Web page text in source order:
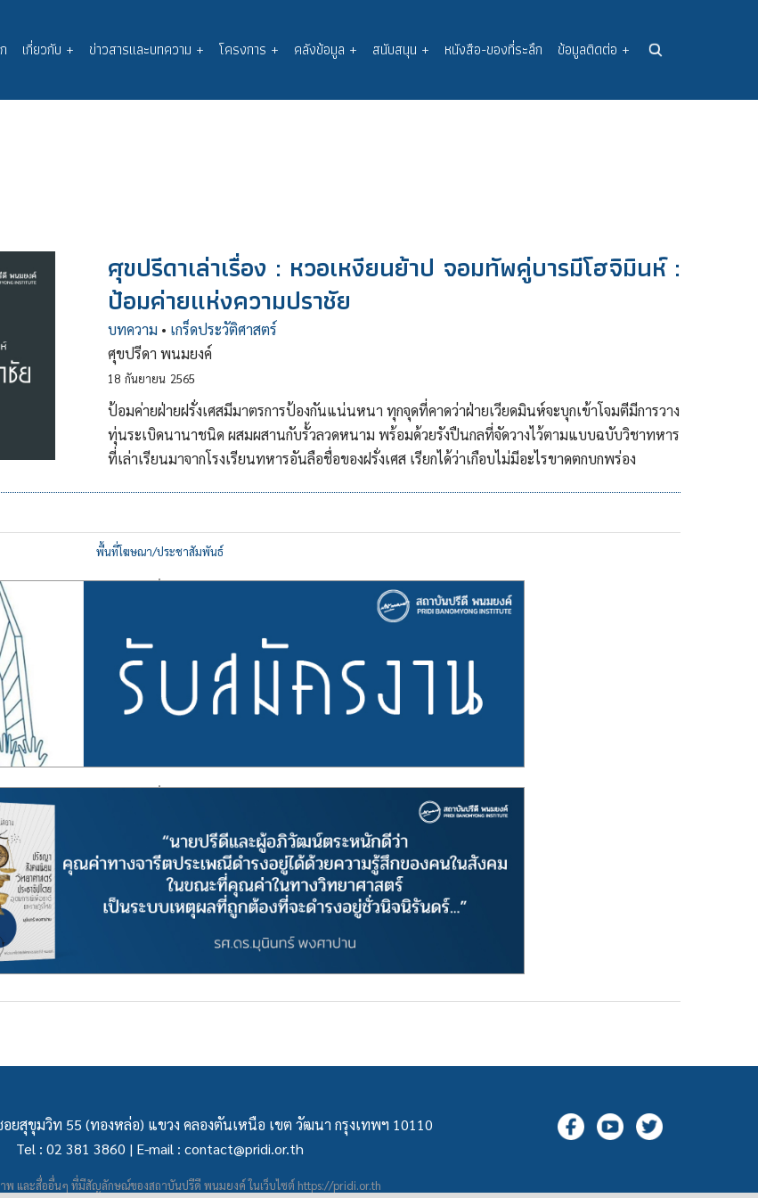
เกี่ยวกับ + ข่าวสารและบทความ + โครงการ + คลังข้อมูล + สนับสนุน + หนังสือ-ของที่ระลึก ข้อมูลติดต่อ +
ศุขปรีดาเล่าเรื่อง : หวอเหงียนย้าป จอมทัพคู่บารมีโฮจิมินห์ :
ป้อมค่ายแห่งความปราชัย
บทความ • เกร็ดประวัติศาสตร์
ศุขปรีดา พนมยงค์
18 กันยายน 2565
ป้อมค่ายฝ่ายฝรั่งเศสมีมาตรการป้องกันแน่นหนา ทุกจุดที่คาดว่าฝ่ายเวียดมินห์จะบุกเข้าโจมตีมีการวาง
ทุ่นระเบิดนานาชนิด ผสมผสานกับรั้วลวดหนาม พร้อมด้วยรังปืนกลที่จัดวางไว้ตามแบบฉบับวิชาทหาร
ที่เล่าเรียนมาจากโรงเรียนทหารอันลือชื่อของฝรั่งเศส เรียกได้ว่าเกือบไม่มีอะไรขาดตกบกพร่อง
พื้นที่โฆษณา/ประชาสัมพันธ์
สุขุมวิท 55 (ทองหล่อ) แขวง คลองตันเหนือ เขต วัฒนา กรุงเทพฯ 10110
Tel : 02 381 3860 | E-mail : contact@pridi.or.th
พ และสื่ออื่นๆ ที่มีสัญลักษณ์ของสถาบันปรีดี พนมยงค์ ในเว็บไซต์ https://pridi.or.th